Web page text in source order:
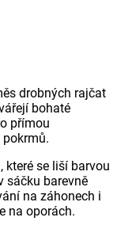
drobných rajčat
bohaté
přímou
které se liší barvou
sáčku barevně
na záhonech i
na oporách.